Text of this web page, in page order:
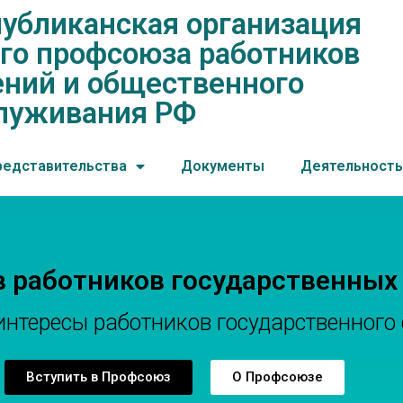
организация
и общественного
организация
профсоюза работников
и общественного
РФ
Документы Деятельность
работников государственного
Вступить в Профсоюз О Профсоюзе